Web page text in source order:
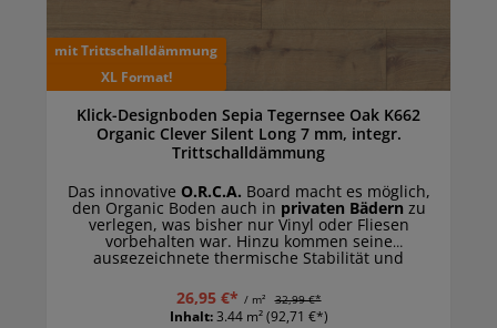
mit Trittschalldämmung
XL Format!
Klick-Designboden Sepia Tegernsee Oak K662
Organic Clever Silent Long 7 mm, integr.
Trittschalldämmung
Das innovative O.R.C.A. Board macht es möglich,
den Organic Boden auch in privaten Bädern zu
verlegen, was bisher nur Vinyl oder Fliesen
vorbehalten war. Hinzu kommen seine
ausgezeichnete thermische Stabilität und
Wintergärten und Räumen mit
bodentiefen Fensterneine gute Figur macht.
26,95 €* / m² 32,99 €*
Inhalt:3.44 m²(92,71 €*)